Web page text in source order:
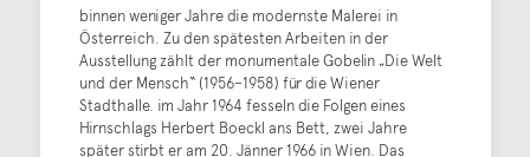
binnen weniger Jahre die modernste Malerei in
Österreich. Zu den spätesten Arbeiten in der
Ausstellung zählt der monumentale Gobelin „Die Welt
und der Mensch“ (1956–1958) für die Wiener
Stadthalle. im Jahr 1964 fesseln die Folgen eines
Hirnschlags Herbert Boeckl ans Bett, zwei Jahre
später stirbt er am 20. Jänner 1966 in Wien. Das